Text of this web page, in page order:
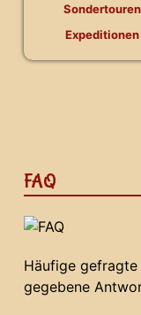
Sondertouren
Expeditionen
FAQ
Häufige
gegebene